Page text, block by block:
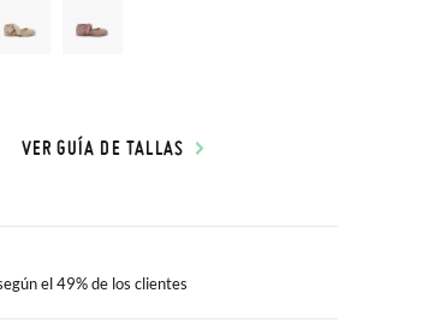
VER GUÍA DE TALLAS
el 49% de los clientes